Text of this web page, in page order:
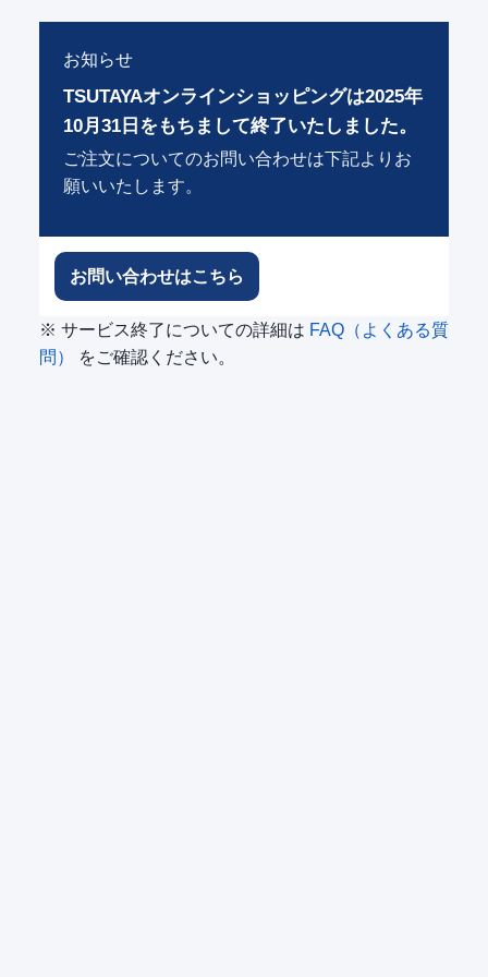
お知らせ
TSUTAYAオンラインショッピングは2025年
10月31日をもちまして終了いたしました。
ご注文についてのお問い合わせは下記よりお
願いいたします。
お問い合わせはこちら
※ サービス終了についての詳細は FAQ（よくある質
問）
をご確認ください。